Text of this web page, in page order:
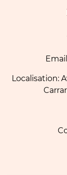
Localisation: